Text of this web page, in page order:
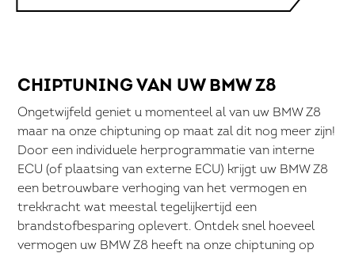
CHIPTUNING VAN UW BMW Z8
Ongetwijfeld geniet u momenteel al van uw BMW Z8
maar na onze chiptuning op maat zal dit nog meer zijn!
Door een individuele herprogrammatie van interne
ECU (of plaatsing van externe ECU) krijgt uw BMW Z8
een betrouwbare verhoging van het vermogen en
trekkracht wat meestal tegelijkertijd een
brandstofbesparing oplevert. Ontdek snel hoeveel
vermogen uw BMW Z8 heeft na onze chiptuning op